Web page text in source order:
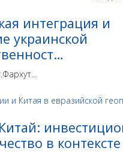
интеграция и
украинской
в контексте